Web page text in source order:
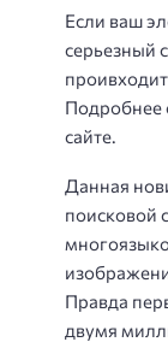
Если ваш
серьезный
Подробнее
сайте.
Данная
поисковой
Правда
двумя